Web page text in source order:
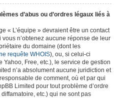
d’abus ou d’ordres légaux liés à
« L’équipe » devraient être un contact
n’obtenez aucune réponse de leur
du domaine (dont les
requête WHOIS), ou, si celui-ci
Free, etc.), le service de gestion
n’a absolument aucune juridiction et
de comment, où et par qui
Limited pour tout problème d’ordre
etc.) qui ne sont pas